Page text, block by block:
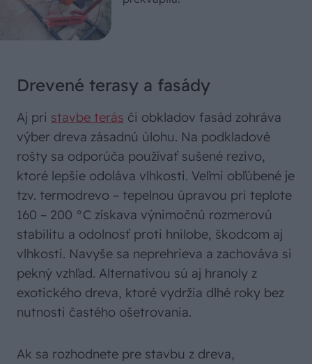
Drevené terasy a fasády
Aj pri stavbe terás či obkladov fasád zohráva
výber dreva zásadnú úlohu. Na podkladové
rošty sa odporúča používať sušené rezivo,
ktoré lepšie odoláva vlhkosti. Veľmi obľúbené je
tzv. termodrevo – tepelnou úpravou pri teplote
160 – 200 °C získava výnimočnú rozmerovú
stabilitu a odolnosť proti hnilobe, škodcom aj
vlhkosti. Navyše sa neprehrieva a zachováva si
pekný vzhľad. Alternatívou sú aj hranoly z
exotického dreva, ktoré vydržia dlhé roky bez
nutnosti častého ošetrovania.
Ak sa rozhodnete pre stavbu z dreva,